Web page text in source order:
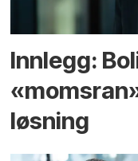
Innlegg:
løsning